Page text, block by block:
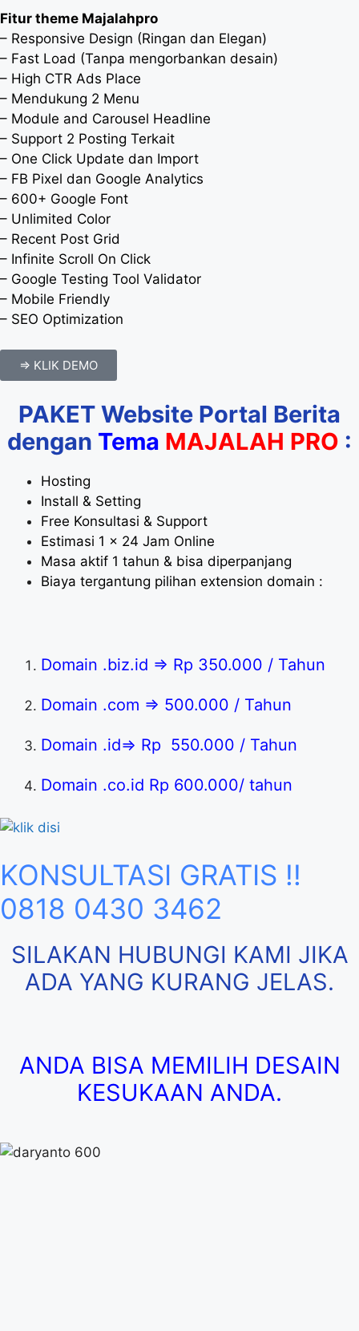
Fitur theme Majalahpro
– Responsive Design (Ringan dan Elegan)
– Fast Load (Tanpa mengorbankan desain)
– High CTR Ads Place
– Mendukung 2 Menu
– Module and Carousel Headline
– Support 2 Posting Terkait
– One Click Update dan Import
– FB Pixel dan Google Analytics
– 600+ Google Font
– Unlimited Color
– Recent Post Grid
– Infinite Scroll On Click
– Google Testing Tool Validator
– Mobile Friendly
– SEO Optimization
=> KLIK DEMO
PAKET Website Portal Berita
dengan Tema MAJALAH PRO :
Hosting
Install & Setting
Free Konsultasi & Support
Estimasi 1 x 24 Jam Online
Masa aktif 1 tahun & bisa diperpanjang
Biaya tergantung pilihan extension domain :
Domain .biz.id => Rp 350.000 / Tahun
Domain .com => 500.000 / Tahun
Domain .id=> Rp 550.000 / Tahun
Domain .co.id Rp 600.000/ tahun
KONSULTASI GRATIS !!
0818 0430 3462
SILAKAN HUBUNGI KAMI JIKA
ADA YANG KURANG JELAS.
ANDA BISA MEMILIH DESAIN
KESUKAAN ANDA.